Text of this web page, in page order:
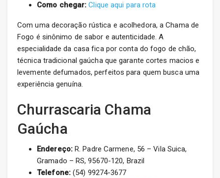
Como chegar: Clique aqui para rota
Com uma decoração rústica e acolhedora, a Chama de
Fogo é sinônimo de sabor e autenticidade. A
especialidade da casa fica por conta do fogo de chão,
técnica tradicional gaúcha que garante cortes macios e
levemente defumados, perfeitos para quem busca uma
experiência genuína.
Churrascaria Chama
Gaúcha
Endereço:R. Padre Carmene, 56 – Vila Suica,
Gramado – RS, 95670-120, Brazil
Telefone:(54) 99274-3677